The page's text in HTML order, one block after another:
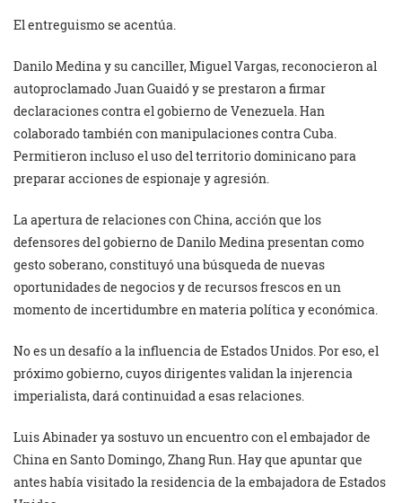
El entreguismo se acentúa.
Danilo Medina y su canciller, Miguel Vargas, reconocieron al
autoproclamado Juan Guaidó y se prestaron a firmar
declaraciones contra el gobierno de Venezuela. Han
colaborado también con manipulaciones contra Cuba.
Permitieron incluso el uso del territorio dominicano para
preparar acciones de espionaje y agresión.
La apertura de relaciones con China, acción que los
defensores del gobierno de Danilo Medina presentan como
gesto soberano, constituyó una búsqueda de nuevas
oportunidades de negocios y de recursos frescos en un
momento de incertidumbre en materia política y económica.
No es un desafío a la influencia de Estados Unidos. Por eso, el
próximo gobierno, cuyos dirigentes validan la injerencia
imperialista, dará continuidad a esas relaciones.
Luis Abinader ya sostuvo un encuentro con el embajador de
China en Santo Domingo, Zhang Run. Hay que apuntar que
antes había visitado la residencia de la embajadora de Estados